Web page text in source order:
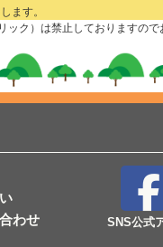
ます。
ック）は禁止しておりますので
わせ
SNS公式